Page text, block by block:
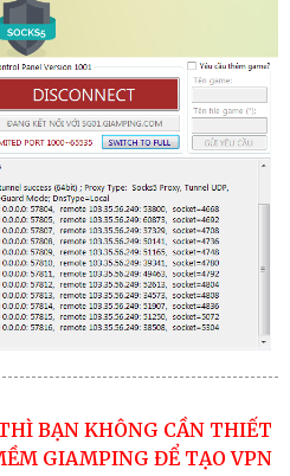
BẠN KHÔNG CẦN THIẾT
GIAMPING ĐỂ TẠO VPN